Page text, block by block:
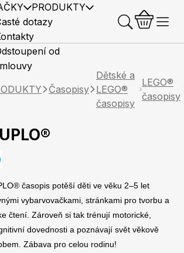
PRODUKTY
Elle Decoration
Merch
dotazy
od
Časopisy
Dětské a
LEGO®
časopisy
LEGO®
časopisy
časopis potěší děti ve věku 2–5 let
vybarvovačkami, stránkami pro tvorbu a
čtení. Zároveň si tak trénují motorické,
dovednosti a poznávají svět věkově
Zábava pro celou rodinu!